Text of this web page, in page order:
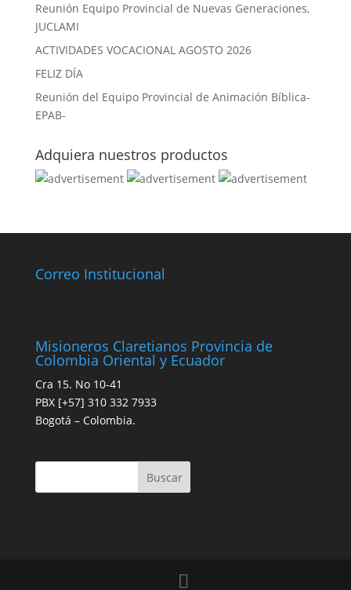
Reunión Equipo Provincial de Nuevas Generaciones,
JUCLAMI
ACTIVIDADES VOCACIONAL AGOSTO 2026
FELIZ DÍA
Reunión del Equipo Provincial de Animación Bíblica-
EPAB-
Adquiera nuestros productos
Correo Institucional
Misioneros Claretianos Provincia de
Colombia Oriental y Ecuador
Cra 15. No 10-41
PBX [+57] 310 332 7933
Bogotá – Colombia.